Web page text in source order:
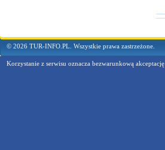
© 2026 TUR-INFO.PL. Wszystkie prawa zastrzeżone.
Korzystanie z serwisu oznacza bezwarunkową akceptację